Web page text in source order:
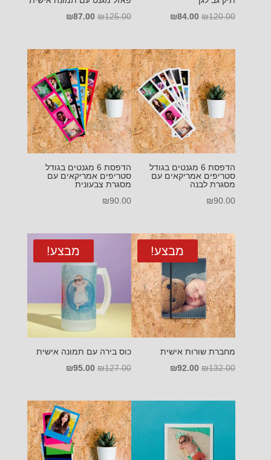
₪120.00
המחיר
היה:
₪120.00.
₪84.00
הוא:
₪84.00.
₪125.00
המחיר
היה:
₪125.00.
₪87.00
הוא:
₪87.00.
הדפסת 6 מגנטים בגודל
סטריפים אמריקאים עם
מסגרת לבנה
₪90.00
הדפסת 6 מגנטים בגודל
סטריפים אמריקאים עם
מסגרת צבעונית
₪90.00
מבצע!
מחברת שורות אישית
₪132.00
המחיר
היה:
₪92.00
הוא:
מבצע!
כוס בירה עם תמונה אישית
₪127.00
המחיר
היה:
₪127.00.
₪95.00
הוא:
₪95.00.